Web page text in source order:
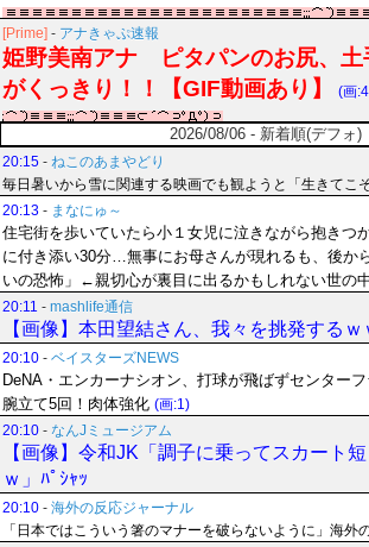
[Prime] - アナきゃぷ速報
姫野美南アナ ピタパンのお尻、土
がくっきり！！【GIF動画あり】
(画
2026/08/06 - 新着順(デフォ)
20:15 - ねこのあまやどり
毎日暑いから雪に関連する映画でも観ようと「生きてこ
20:13 - まなにゅ～
住宅街を歩いていたら小１女児に泣きながら抱きつ
に付き添い30分…無事にお母さんが現れるも、後か
いの恐怖」←親切心が裏目に出るかもしれない世の
20:11 - mashlife通信
【画像】本田望結さん、我々を挑発するｗ
20:10 - ベイスターズNEWS
DeNA・エンカーナシオン、打球が飛ばずセンター
腕立て5回！肉体強化 (画:1)
20:10 - なんJミュージアム
【画像】令和JK「調子に乗ってスカート
ｗ」ﾊﾟｼｬｯ
20:10 - 海外の反応ジャーナル
「日本ではこういう箸のマナーを破らないように」海外